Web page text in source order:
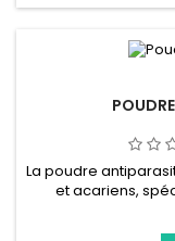
La poudre
et acariens,
naturelle pour
fait partie des